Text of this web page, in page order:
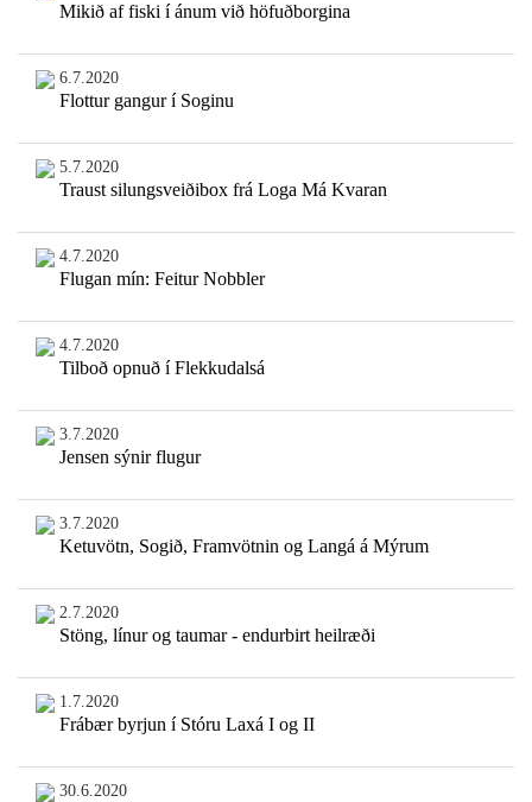
Mikið af fiski í ánum við höfuðborgina
6.7.2020
Flottur gangur í Soginu
5.7.2020
Traust silungsveiðibox frá Loga Má Kvaran
4.7.2020
Flugan mín: Feitur Nobbler
4.7.2020
Tilboð opnuð í Flekkudalsá
3.7.2020
Jensen sýnir flugur
3.7.2020
Ketuvötn, Sogið, Framvötnin og Langá á Mýrum
2.7.2020
Stöng, línur og taumar - endurbirt heilræði
1.7.2020
Frábær byrjun í Stóru Laxá I og II
30.6.2020